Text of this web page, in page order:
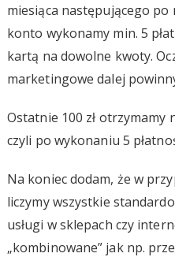
miesiąca następującego po
konto wykonamy min. 5
kartą na dowolne kwoty.
marketingowe dalej
Ostatnie 100 zł otrzymamy
czyli po wykonaniu 5
Na koniec dodam, że w
liczymy wszystkie
usługi w sklepach czy
„kombinowane” jak np.